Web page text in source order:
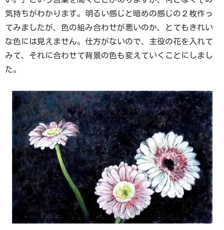
気持ちがわかります。明るい感じと暗めの感じの２枚作っ
てみましたが、色の組み合わせが悪いのか、とてもきれい
な色には見えません。仕方がないので、主役の花を入れて
みて、それに合わせて背景の色も変えていくことにしまし
た。